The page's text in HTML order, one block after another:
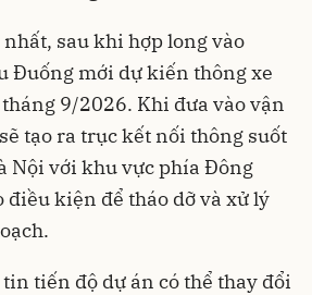
sau khi hợp long vào
Đuống mới dự kiến thông xe
9/2026. Khi đưa vào vận
tạo ra trục kết nối thông suốt
Nội với khu vực phía Đông
điều kiện để tháo dỡ và xử lý
tiến độ dự án có thể thay đổi